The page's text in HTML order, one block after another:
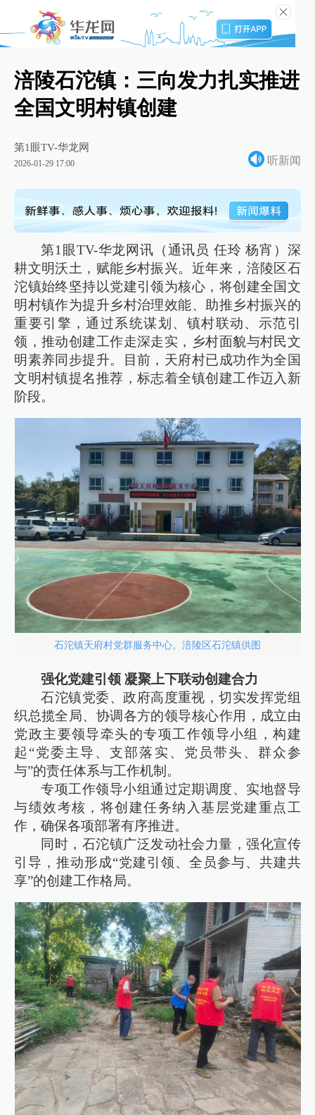
涪陵石沱镇：三向发力扎实推进
全国文明村镇创建
第1眼TV-华龙网
2026-01-29 17:00 听新闻
第1眼TV-华龙网讯（通讯员 任玲 杨宵）深
耕文明沃土，赋能乡村振兴。近年来，涪陵区石
沱镇始终坚持以党建引领为核心，将创建全国文
明村镇作为提升乡村治理效能、助推乡村振兴的
重要引擎，通过系统谋划、镇村联动、示范引
领，推动创建工作走深走实，乡村面貌与村民文
明素养同步提升。目前，天府村已成功作为全国
文明村镇提名推荐，标志着全镇创建工作迈入新
阶段。
石沱镇天府村党群服务中心。涪陵区石沱镇供图
强化党建引领 凝聚上下联动创建合力
石沱镇党委、政府高度重视，切实发挥党组
织总揽全局、协调各方的领导核心作用，成立由
党政主要领导牵头的专项工作领导小组，构建
起“党委主导、支部落实、党员带头、群众参
与”的责任体系与工作机制。
专项工作领导小组通过定期调度、实地督导
与绩效考核，将创建任务纳入基层党建重点工
作，确保各项部署有序推进。
同时，石沱镇广泛发动社会力量，强化宣传
引导，推动形成“党建引领、全员参与、共建共
享”的创建工作格局。